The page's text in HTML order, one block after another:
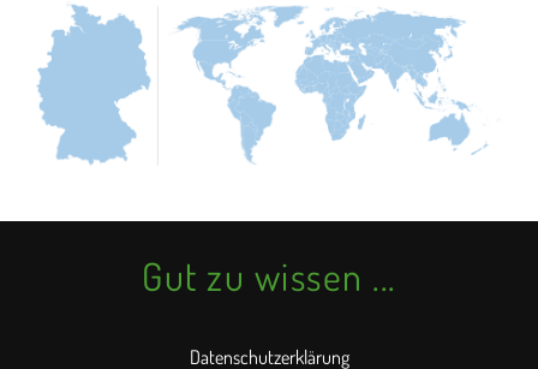
Gut zu wissen ...
Datenschutzerklärung